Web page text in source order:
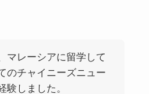
マレーシアに留学して
のチャイニーズニュー
験しました。